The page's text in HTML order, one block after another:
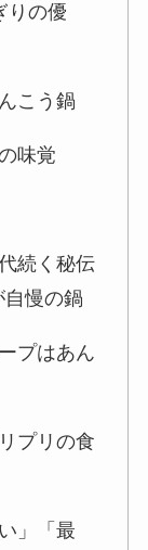
りの優
こう鍋
味覚
続く秘伝
慢の鍋
プはあん
プリの食
」「最